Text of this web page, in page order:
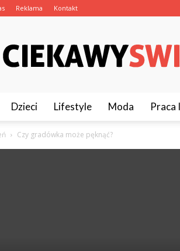
Reklama Kontakt
Dzieci Lifestyle Moda Praca
Czy gradówka może pęknąć?